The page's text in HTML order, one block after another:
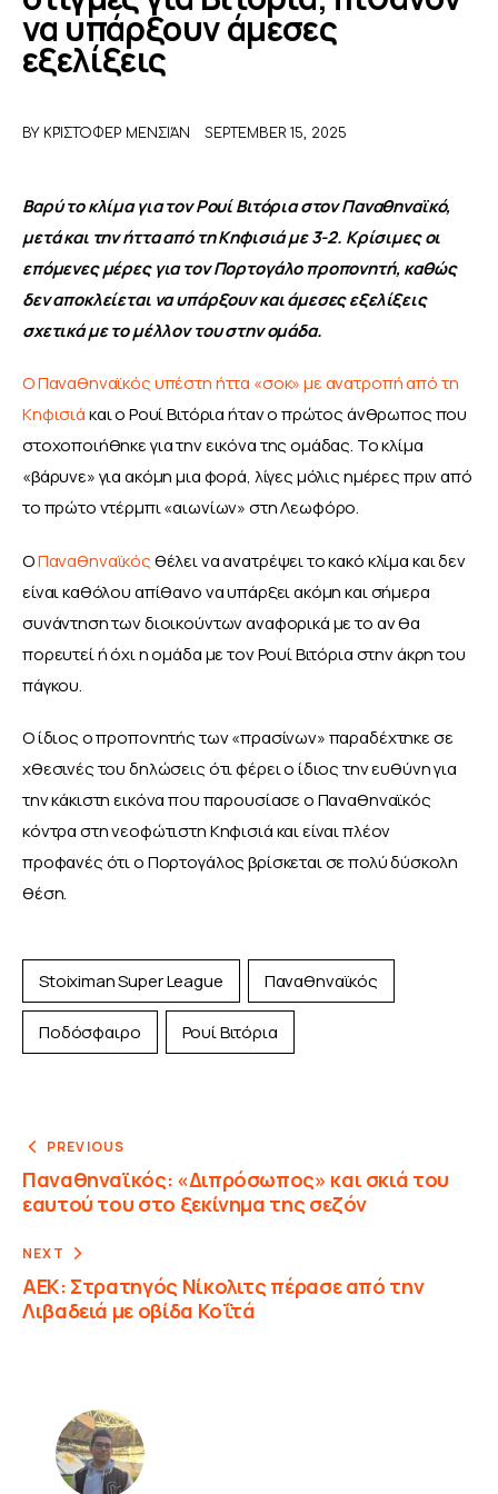
ΑΦΙΕΡΩΜΑΤΑ
να υπάρξουν άμεσες
εξελίξεις
BY ΚΡΊΣΤΟΦΕΡ ΜΕΝΣΙΆΝ SEPTEMBER 15, 2025
Βαρύ το κλίμα για τον Ρουί Βιτόρια στον Παναθηναϊκό,
μετά και την ήττα από τη Κηφισιά με 3-2. Κρίσιμες οι
επόμενες μέρες για τον Πορτογάλο προπονητή, καθώς
δεν αποκλείεται να υπάρξουν και άμεσες εξελίξεις
σχετικά με το μέλλον του στην ομάδα.
Ο Παναθηναϊκός υπέστη ήττα «σοκ» με ανατροπή από τη
Κηφισιά και ο Ρουί Βιτόρια ήταν ο πρώτος άνθρωπος που
στοχοποιήθηκε για την εικόνα της ομάδας. Το κλίμα
«βάρυνε» για ακόμη μια φορά, λίγες μόλις ημέρες πριν από
το πρώτο ντέρμπι «αιωνίων» στη Λεωφόρο.
Ο Παναθηναϊκός θέλει να ανατρέψει το κακό κλίμα και δεν
είναι καθόλου απίθανο να υπάρξει ακόμη και σήμερα
συνάντηση των διοικούντων αναφορικά με το αν θα
πορευτεί ή όχι η ομάδα με τον Ρουί Βιτόρια στην άκρη του
πάγκου.
Ο ίδιος ο προπονητής των «πρασίνων» παραδέχτηκε σε
χθεσινές του δηλώσεις ότι φέρει ο ίδιος την ευθύνη για
την κάκιστη εικόνα που παρουσίασε ο Παναθηναϊκός
κόντρα στη νεοφώτιστη Κηφισιά και είναι πλέον
προφανές ότι ο Πορτογάλος βρίσκεται σε πολύ δύσκολη
θέση.
Stoiximan Super League Παναθηναϊκός
Ποδόσφαιρο Ρουί Βιτόρια
PREVIOUS
Παναθηναϊκός: «Διπρόσωπος» και σκιά του
εαυτού του στο ξεκίνημα της σεζόν
NEXT
ΑΕΚ: Στρατηγός Νίκολιτς πέρασε από την
Λιβαδειά με οβίδα Κοΐτά